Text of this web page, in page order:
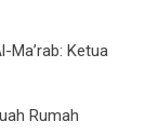
Ma’rab: Ketua
Rumah